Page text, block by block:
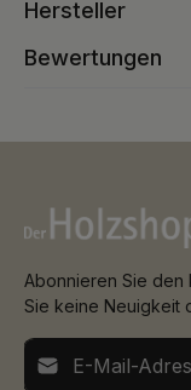
Hersteller
Bewertungen
Abonnieren Sie den
Sie keine Neuigkeit
E-Mail-Adresse*